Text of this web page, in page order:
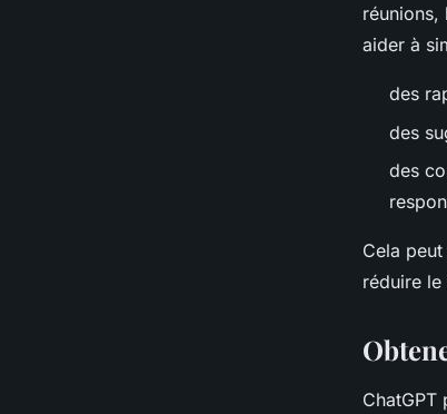
réunions,
aider à
des
des
des
Cela
réduire